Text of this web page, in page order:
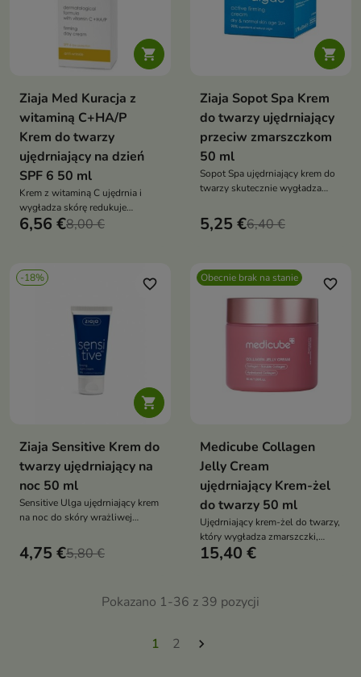

Ziaja Med Kuracja z
witaminą C+HA/P
Krem do twarzy
ujędrniający na dzień
SPF 6 50 ml
Krem z witaminą C ujędrnia i
wygładza skórę redukuje
zmarszczki rozświetla cerę
6,56 €8,00 €

Ziaja Sopot Spa Krem
do twarzy ujędrniający
przeciw zmarszczkom
50 ml
Sopot Spa ujędrniający krem do
twarzy skutecznie wygładza
skórę w nocy, przywracając jej
elastyczność i młodzieńczy
5,25 €6,40 €
-18%

favorite_border
Ziaja Sensitive Krem do
twarzy ujędrniający na
noc 50 ml
Sensitive Ulga ujędrniający krem
na noc do skóry wrażliwej
podrażnienia i wzmacnia barierę
ochronną, poprawiając jędrność
4,75 €5,80 €
Obecnie brak na stanie favorite_border
Medicube Collagen
Jelly Cream
ujędrniający Krem-żel
do twarzy 50 ml
Ujędrniający krem-żel do twarzy,
który wygładza zmarszczki,
poprawia elastyczność skóry i
15,40 €
Pokazano 1-36 z 39 pozycji
1 2 